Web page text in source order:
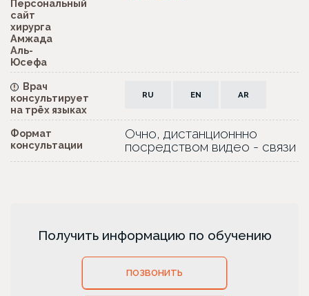
!
Врач
консультирует
на трёх языках
RU EN AR
Формат
консультации
Очно, дистанционнно
посредством видео - связи
Получить информацию по обучению
ПОЗВОНИТЬ